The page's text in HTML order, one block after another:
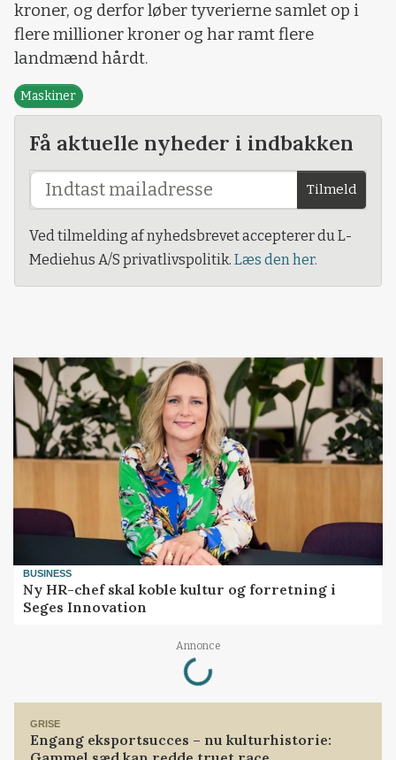
kroner, og derfor løber tyverierne samlet op i
flere millioner kroner og har ramt flere
landmænd hårdt.
Maskiner
Få aktuelle nyheder i indbakken
Tilmeld
Ved tilmelding af nyhedsbrevet accepterer du L-
Mediehus A/S privatlivspolitik. Læs den her.
BUSINESS
Ny HR-chef skal koble kultur og forretning i
Seges Innovation
Annonce
Loading...
GRISE
Engang eksportsucces – nu kulturhistorie: